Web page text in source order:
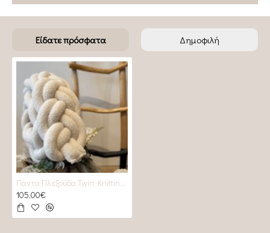
Είδατε πρόσφατα Δημοφιλή
Πάντα Πλεξούδα Twin Knitting Almond boucle
105,00€